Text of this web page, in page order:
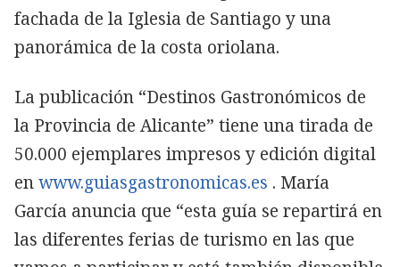
fachada de la Iglesia de Santiago y una
panorámica de la costa oriolana.
La publicación “Destinos Gastronómicos de
la Provincia de Alicante” tiene una tirada de
50.000 ejemplares impresos y edición digital
enwww.guiasgastronomicas.es . María
García anuncia que “esta guía se repartirá en
las diferentes ferias de turismo en las que